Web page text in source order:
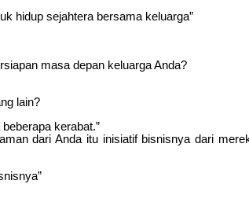
hidup sejahtera bersama keluarga”
masa depan keluarga Anda?
lain?
kerabat.”
dari Anda itu inisiatif bisnisnya dari